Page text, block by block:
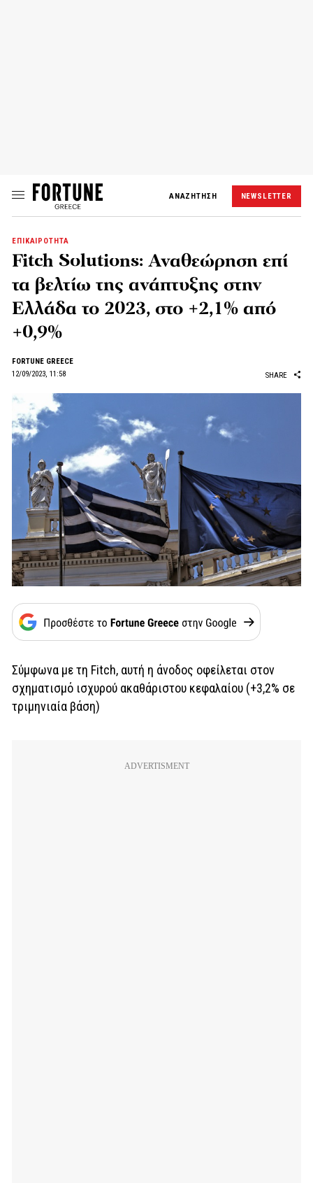
ΑΝΑΖΗΤΗΣΗ NEWSLETTER
ΕΠΙΚΑΙΡΟΤΗΤΑ
Fitch Solutions: Αναθεώρηση επί
τα βελτίω της ανάπτυξης στην
Ελλάδα το 2023, στο +2,1% από
+0,9%
FORTUNE GREECE
12/09/2023, 11:58
SHARE
Σύμφωνα με τη Fitch, αυτή η άνοδος οφείλεται στον
σχηματισμό ισχυρού ακαθάριστου κεφαλαίου (+3,2% σε
τριμηνιαία βάση)